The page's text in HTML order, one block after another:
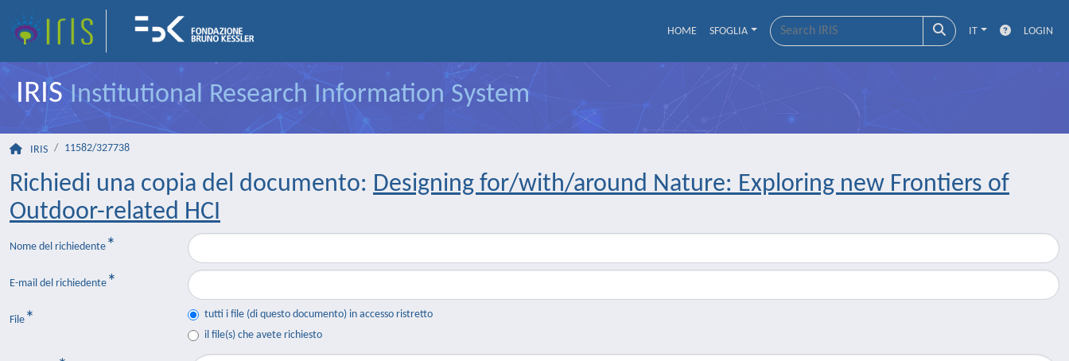
HOME SFOGLIA IT LOGIN
IRISInstitutional Research Information System
IRIS 11582/327738
Richiedi una copia del documento: Designing for/with/around Nature: Exploring new Frontiers of
Outdoor-related HCI
Nome del richiedente
E-mail del richiedente
File
tutti i file (di questo documento) in accesso ristretto
il file(s) che avete richiesto